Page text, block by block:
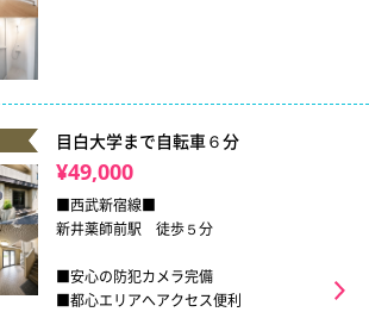
目白大学まで自転車６分
¥49,000
■西武新宿線■
新井薬師前駅 徒歩５分
■安心の防犯カメラ完備
■都心エリアへアクセス便利